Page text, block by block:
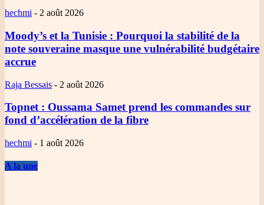
hechmi - 2 août 2026
Moody’s et la Tunisie : Pourquoi la stabilité de la
note souveraine masque une vulnérabilité budgétaire
accrue
Raja Bessais - 2 août 2026
Topnet : Oussama Samet prend les commandes sur
fond d’accélération de la fibre
hechmi - 1 août 2026
A la une